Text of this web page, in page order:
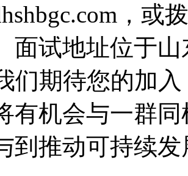
，或
面试地址位于
们期待您的加
有机会与一群
到推动可持续